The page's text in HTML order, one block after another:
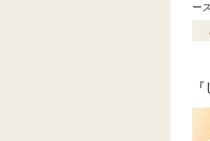
ース